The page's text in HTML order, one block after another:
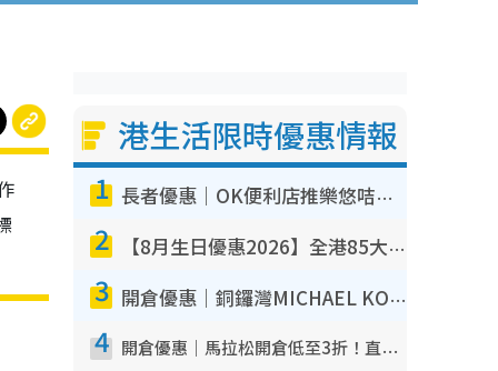
港生活限時優惠情報
1 長者優惠｜OK便利店推樂悠咭優惠！買麵包/牛奶/保健品拍卡即減
2 【8月生日優惠2026】全港85大食買玩著數攻略 自助餐/火鍋放題同行免費＋誠品/DONKI送現金券
3 開倉優惠｜銅鑼灣MICHAEL KORS開倉低至17折！直擊$500起買手袋/銀包/鞋款 必買經典Jet Set系列
4 開倉優惠｜馬拉松開倉低至3折！直擊$99起買adidas／New Balance／Puma鞋款 STANLEY保溫杯劈價至$119起